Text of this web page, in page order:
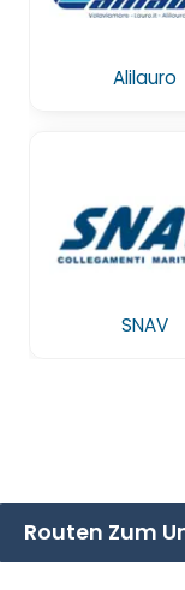
Alilauro
SNAV
Routen Zum